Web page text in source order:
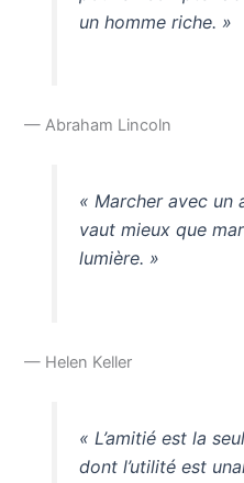
un homme riche. »
— Abraham Lincoln
« Marcher avec un
vaut mieux que
lumière. »
— Helen Keller
« L’amitié est la
dont l’utilité est